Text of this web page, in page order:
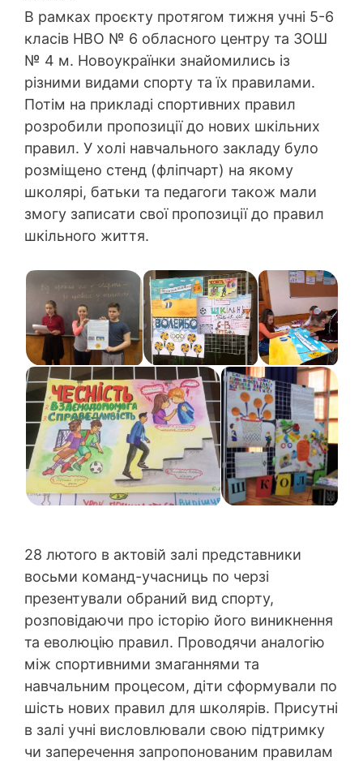
В рамках проєкту протягом тижня учні 5-6
класів НВО № 6 обласного центру та ЗОШ
№ 4 м. Новоукраїнки знайомились із
різними видами спорту та їх правилами.
Потім на прикладі спортивних правил
розробили пропозиції до нових шкільних
правил. У холі навчального закладу було
розміщено стенд (фліпчарт) на якому
школярі, батьки та педагоги також мали
змогу записати свої пропозиції до правил
шкільного життя.
28 лютого в актовій залі представники
восьми команд-учасниць по черзі
презентували обраний вид спорту,
розповідаючи про історію його виникнення
та еволюцію правил. Проводячи аналогію
між спортивними змаганнями та
навчальним процесом, діти сформували по
шість нових правил для школярів. Присутні
в залі учні висловлювали свою підтримку
чи заперечення запропонованим правилам